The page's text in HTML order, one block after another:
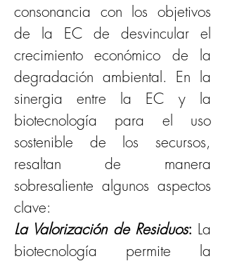
consonancia con los objetivos
de la EC de desvincular el
crecimiento económico de la
degradación ambiental. En la
sinergia entre la EC y la
biotecnología para el uso
sostenible de los secursos,
resaltan de manera
sobresaliente algunos aspectos
clave:
La Valorización de Residuos: La
biotecnología permite la